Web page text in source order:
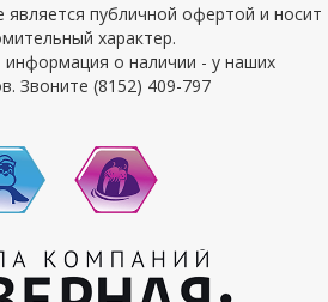
публичной офертой и носит
характер.
информация о наличии - у наших
Звоните (8152) 409-797